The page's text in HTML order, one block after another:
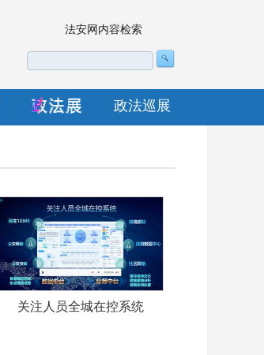
法安网内容检索
政法巡展
关注人员全城在控系统